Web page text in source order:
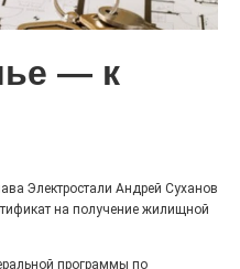
— к
Электростали Андрей Суханов
на получение жилищной
программы по